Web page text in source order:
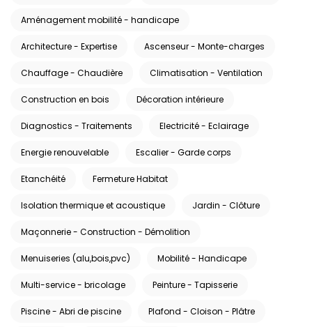
Aménagement mobilité - handicape
Architecture - Expertise Ascenseur - Monte-charges
Chauffage - Chaudière Climatisation - Ventilation
Construction en bois Décoration intérieure
Diagnostics - Traitements Electricité - Eclairage
Energie renouvelable Escalier - Garde corps
Etanchéité Fermeture Habitat
Isolation thermique et acoustique Jardin - Clôture
Maçonnerie - Construction - Démolition
Menuiseries (alu,bois,pvc) Mobilité - Handicape
Multi-service - bricolage Peinture - Tapisserie
Piscine - Abri de piscine Plafond - Cloison - Plâtre